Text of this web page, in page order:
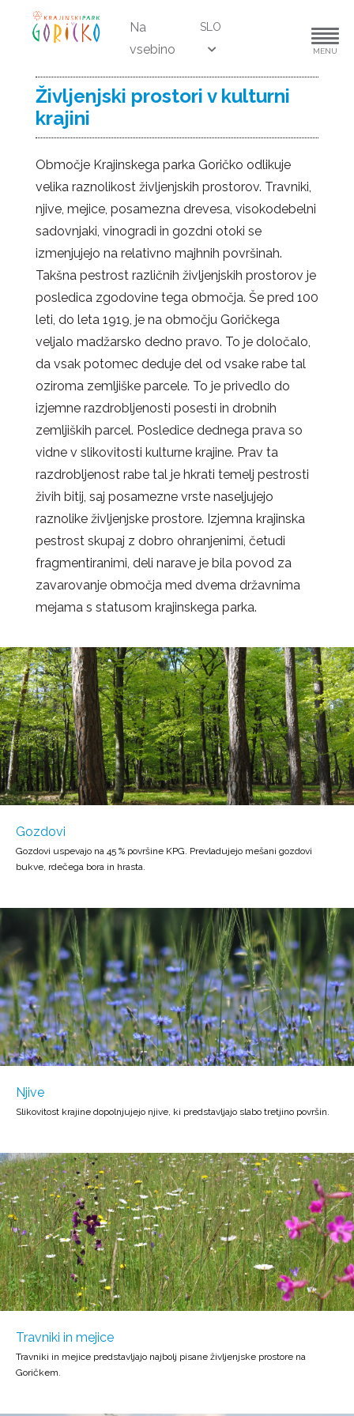
Na
vsebino
SLO
MENU
Življenjski prostori v kulturni
krajini
Območje Krajinskega parka Goričko odlikuje
velika raznolikost življenjskih prostorov. Travniki,
njive, mejice, posamezna drevesa, visokodebelni
sadovnjaki, vinogradi in gozdni otoki se
izmenjujejo na relativno majhnih površinah.
Takšna pestrost različnih življenjskih prostorov je
posledica zgodovine tega območja. Še pred 100
leti, do leta 1919, je na območju Goričkega
veljalo madžarsko dedno pravo. To je določalo,
da vsak potomec deduje del od vsake rabe tal
oziroma zemljiške parcele. To je privedlo do
izjemne razdrobljenosti posesti in drobnih
zemljiških parcel. Posledice dednega prava so
vidne v slikovitosti kulturne krajine. Prav ta
razdrobljenost rabe tal je hkrati temelj pestrosti
živih bitij, saj posamezne vrste naseljujejo
raznolike življenjske prostore. Izjemna krajinska
pestrost skupaj z dobro ohranjenimi, četudi
fragmentiranimi, deli narave je bila povod za
zavarovanje območja med dvema državnima
mejama s statusom krajinskega parka.
Gozdovi
Gozdovi uspevajo na 45 % površine KPG. Prevladujejo mešani gozdovi
bukve, rdečega bora in hrasta.
Njive
Slikovitost krajine dopolnjujejo njive, ki predstavljajo slabo tretjino površin.
Travniki in mejice
Travniki in mejice predstavljajo najbolj pisane življenjske prostore na
Goričkem.